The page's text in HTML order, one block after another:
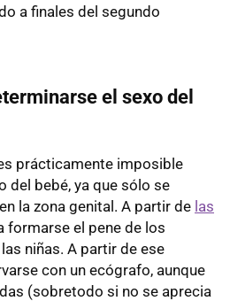
a finales del segundo
el sexo del
prácticamente imposible
del bebé, ya que sólo se
la zona genital. A partir de las
formarse el pene de los
niñas. A partir de ese
con un ecógrafo, aunque
(sobretodo si no se aprecia